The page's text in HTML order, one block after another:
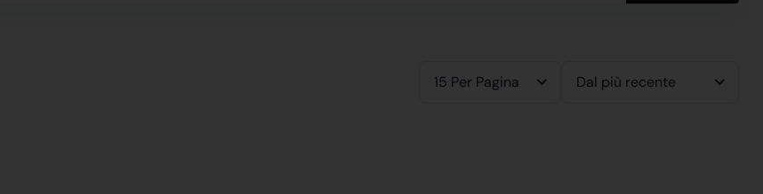
15 Per Pagina Dal più recente